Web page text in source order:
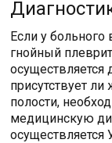
Если у больного
гнойный
присутствует
полости,
медицинскую
осуществляется